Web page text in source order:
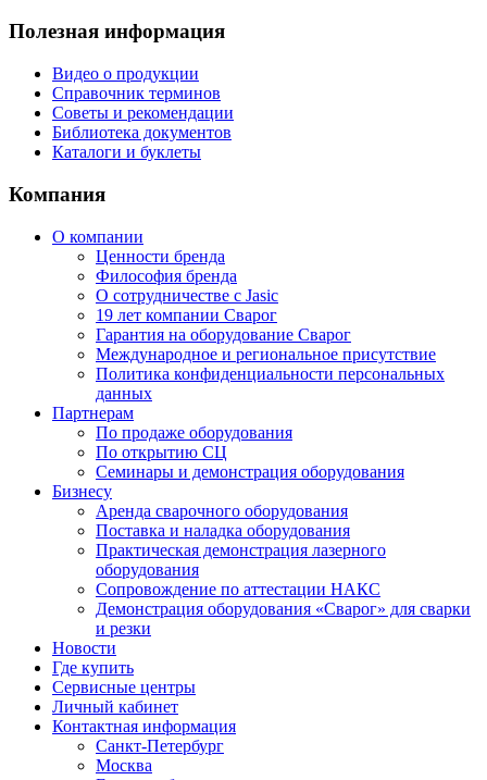
Полезная информация
Видео о продукции
Справочник терминов
Советы и рекомендации
Библиотека документов
Каталоги и буклеты
Компания
О компании
Ценности бренда
Философия бренда
О сотрудничестве с Jasic
19 лет компании Сварог
Гарантия на оборудование Сварог
Международное и региональное присутствие
Политика конфиденциальности персональных
данных
Партнерам
По продаже оборудования
По открытию СЦ
Семинары и демонстрация оборудования
Бизнесу
Аренда сварочного оборудования
Поставка и наладка оборудования
Практическая демонстрация лазерного
оборудования
Сопровождение по аттестации НАКС
Демонстрация оборудования «Сварог» для сварки
и резки
Новости
Где купить
Сервисные центры
Личный кабинет
Контактная информация
Санкт-Петербург
Москва